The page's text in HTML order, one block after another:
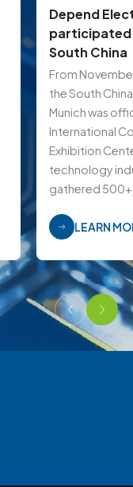
Depend
participated
South China
From
the South
Munich was
International
Exhibition
technology
gathered
LEARN